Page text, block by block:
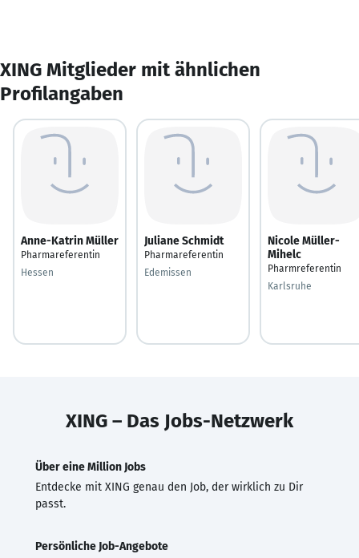
XING Mitglieder mit ähnlichen
Profilangaben
Anne-Katrin Müller
Pharmareferentin
Hessen
Juliane Schmidt
Pharmareferentin
Edemissen
Nicole Müller-
Mihelc
Pharmreferentin
Karlsruhe
XING – Das Jobs-Netzwerk
Über eine Million Jobs
Entdecke mit XING genau den Job, der wirklich zu Dir
passt.
Persönliche Job-Angebote